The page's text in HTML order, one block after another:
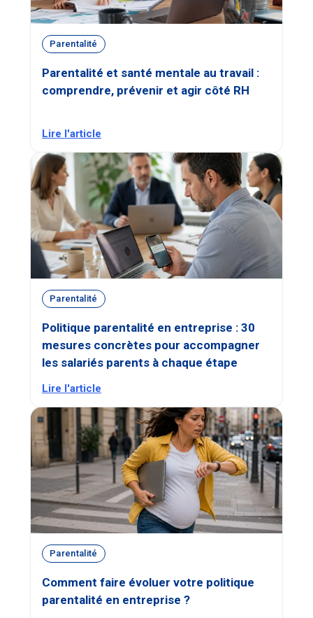
Parentalité
Parentalité et santé mentale au travail :
comprendre, prévenir et agir côté RH
Lire l'article
Parentalité
Politique parentalité en entreprise : 30
mesures concrètes pour accompagner
les salariés parents à chaque étape
Lire l'article
Parentalité
Comment faire évoluer votre politique
parentalité en entreprise ?